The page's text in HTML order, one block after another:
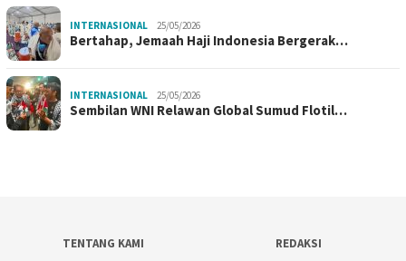
INTERNASIONAL 25/05/2026
Bertahap, Jemaah Haji Indonesia Bergerak…
INTERNASIONAL 25/05/2026
Sembilan WNI Relawan Global Sumud Flotil…
TENTANG KAMI REDAKSI